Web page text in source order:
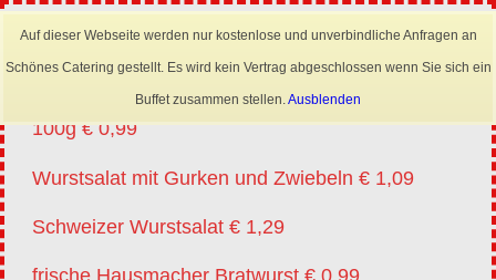
Auf dieser Webseite werden nur kostenlose und unverbindliche Anfragen an
Schönes Catering gestellt. Es wird kein Vertrag abgeschlossen wenn Sie sich ein
Buffet zusammen stellen.Ausblenden
Lyoner für Wurstsalat in Scheiben oder Streifen
100g € 0,99
Wurstsalat mit Gurken und Zwiebeln € 1,09
Schweizer Wurstsalat € 1,29
×